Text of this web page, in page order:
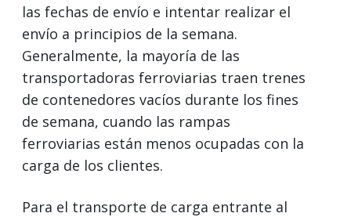
las fechas de envío e intentar realizar el
envío a principios de la semana.
Generalmente, la mayoría de las
transportadoras ferroviarias traen trenes
de contenedores vacíos durante los fines
de semana, cuando las rampas
ferroviarias están menos ocupadas con la
carga de los clientes.
Para el transporte de carga entrante al